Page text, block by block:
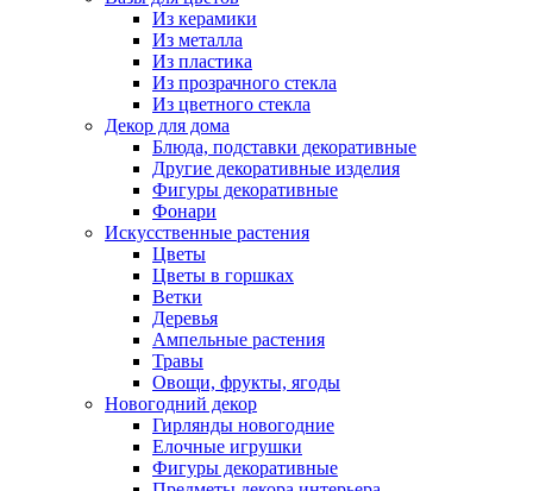
Из керамики
Из металла
Из пластика
Из прозрачного стекла
Из цветного стекла
Декор для дома
Блюда, подставки декоративные
Другие декоративные изделия
Фигуры декоративные
Фонари
Искусственные растения
Цветы
Цветы в горшках
Ветки
Деревья
Ампельные растения
Травы
Овощи, фрукты, ягоды
Новогодний декор
Гирлянды новогодние
Елочные игрушки
Фигуры декоративные